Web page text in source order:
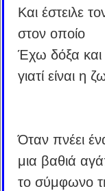
Και έστειλε
στον οποίο
Έχω δόξα και
γιατί είναι η
Όταν πνέει
μια βαθιά
το σύμφωνο